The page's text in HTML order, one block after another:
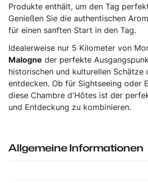
Produkte enthält, um den Tag
Genießen Sie die authentischen
für einen sanften Start in den Tag.
Idealerweise nur 5 Kilometer von
Malogne der perfekte
historischen und kulturellen Schätze
entdecken. Ob für Sightseeing oder
diese Chambre d'Hôtes ist der
und Entdeckung zu kombinieren.
Allgemeine Informationen